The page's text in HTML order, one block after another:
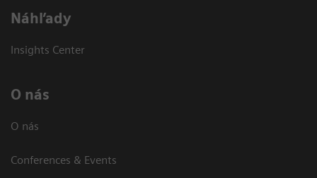
Náhľady
Insights Center
O nás
O nás
Conferences & Events